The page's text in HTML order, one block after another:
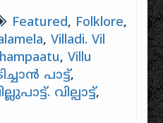
Featured, Folklore,
,Villadi. Vil
,Villu
പാട്ട്,
വില്പാട്ട്,